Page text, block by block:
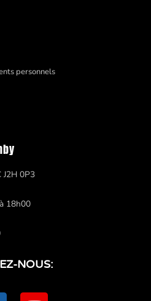
personnels
J2H 0P3
18h00
NOUS:
Y